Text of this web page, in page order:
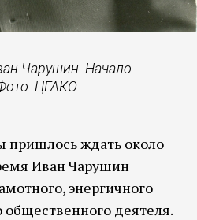
Чарушин. Начало
ЦГАКО.
ждать около
Иван Чарушин
энергичного
общественного деятеля.